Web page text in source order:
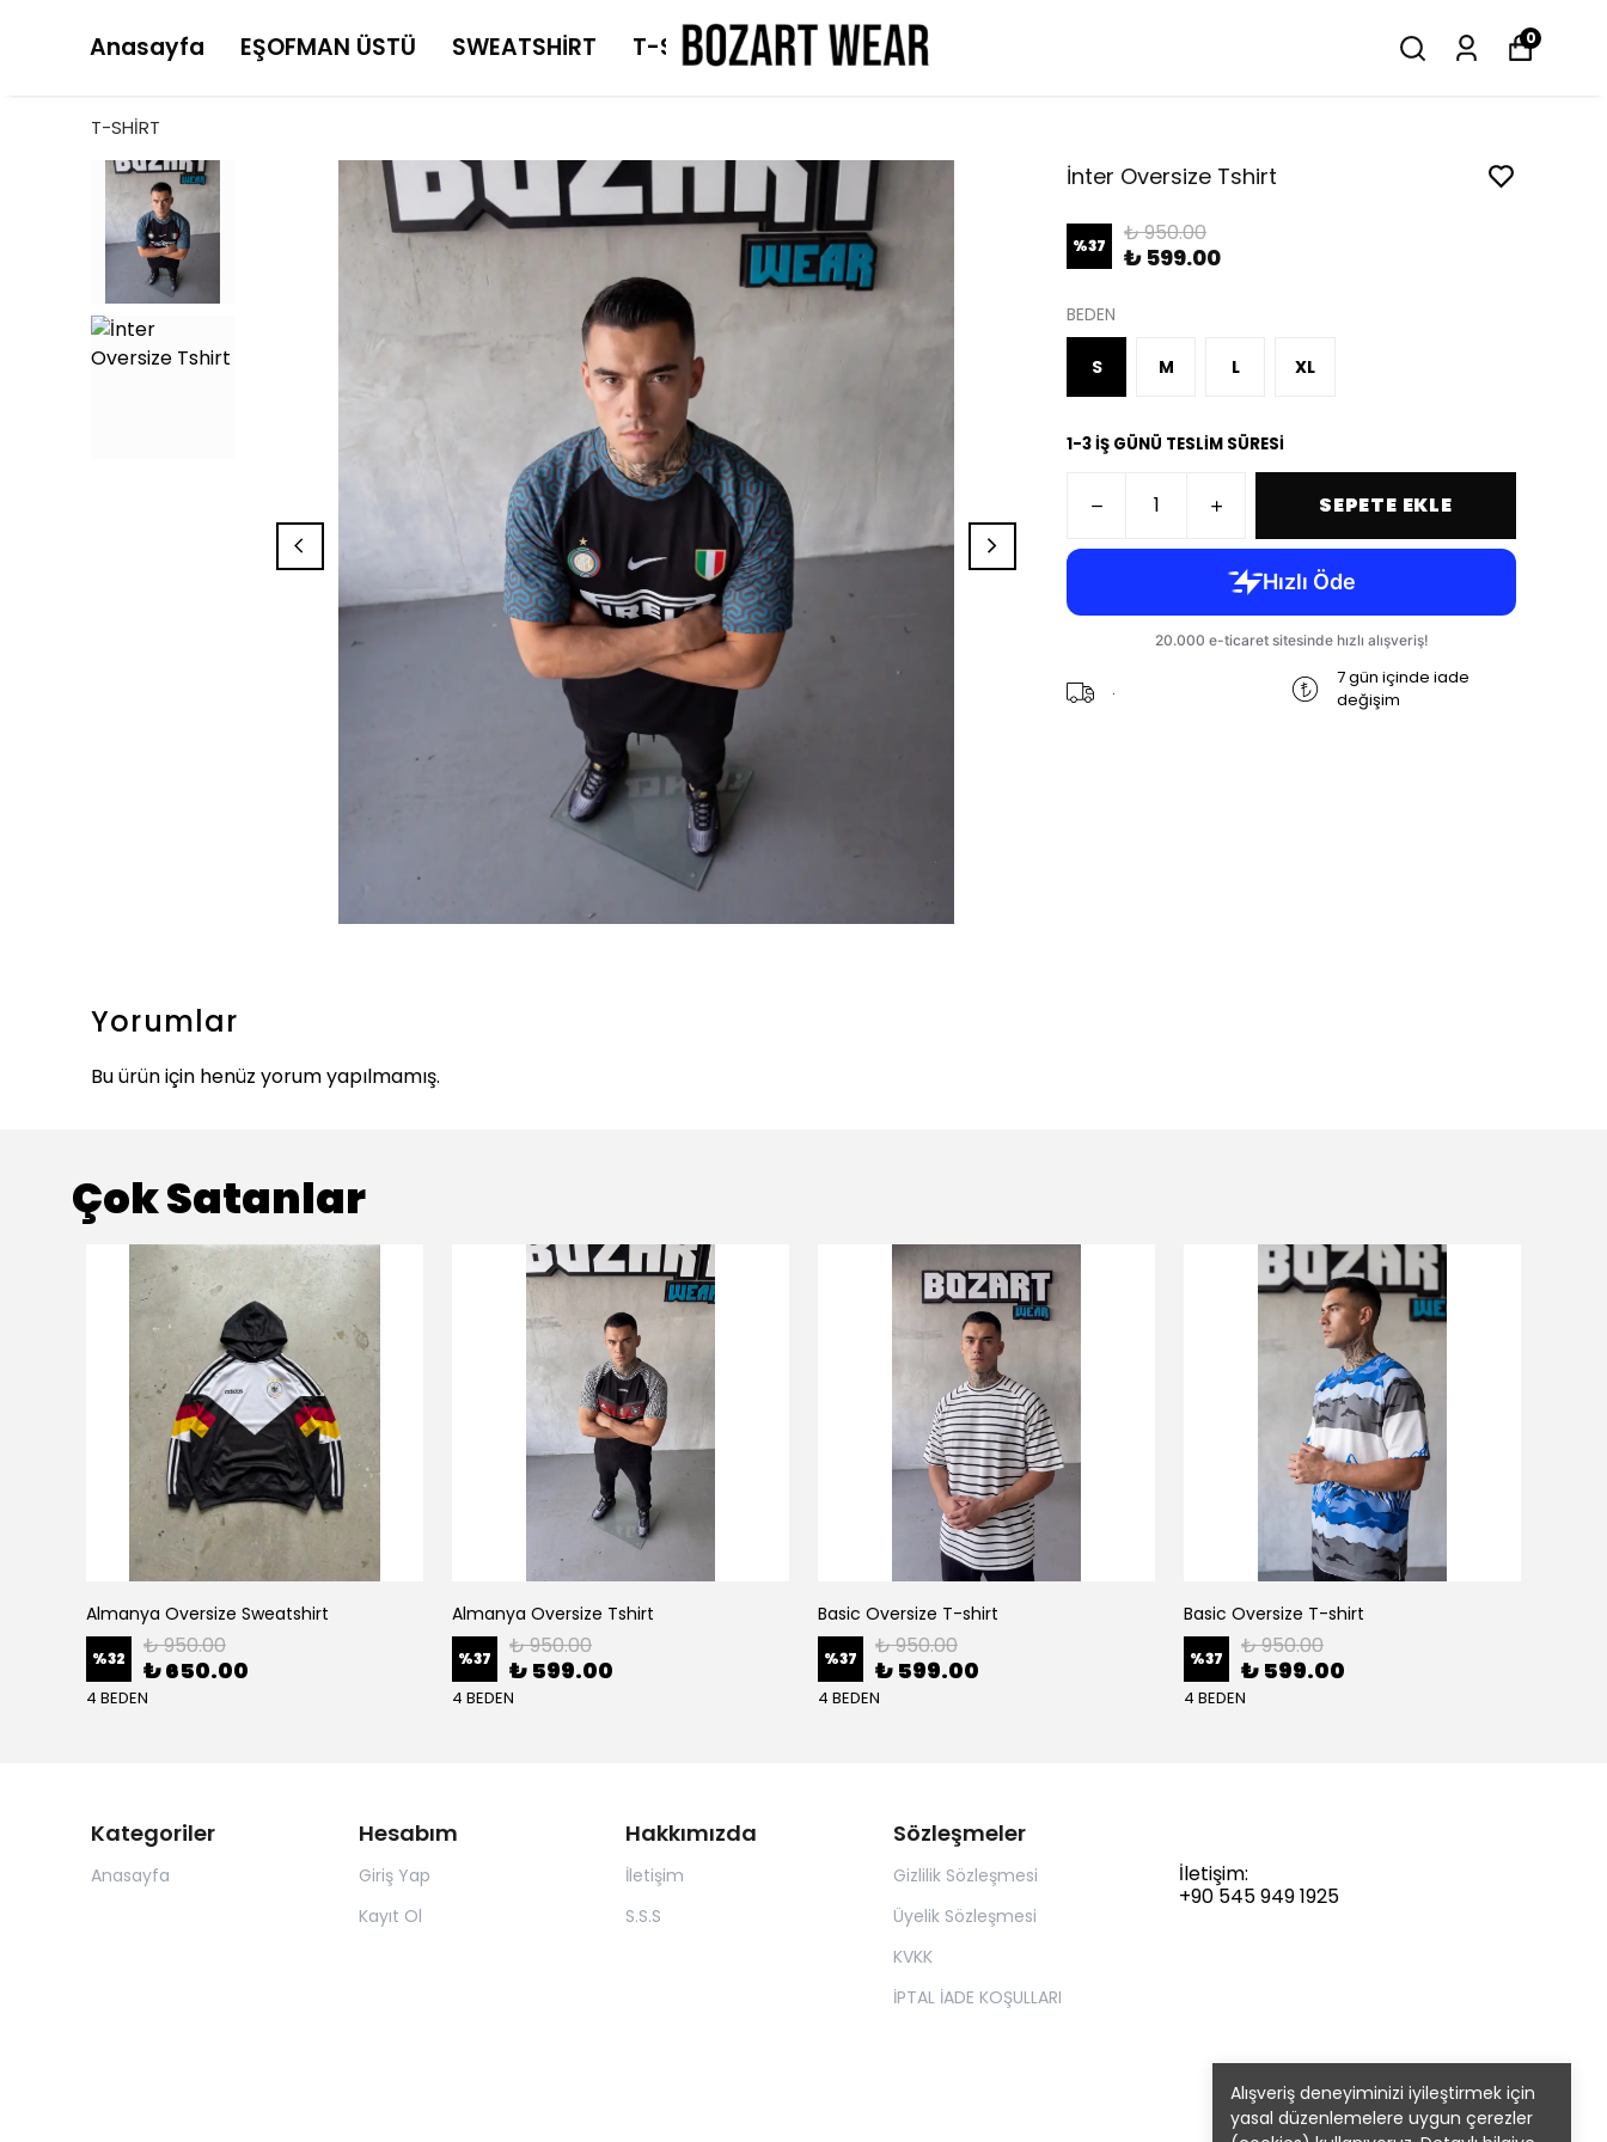
Anasayfa EŞOFMAN ÜSTÜ SWEATSHİRT T-SHİRT 0
Alışveriş deneyiminizi iyileştirmek için
yasal düzenlemelere uygun çerezler
T-SHİRT
İnter Oversize Tshirt
%37 ₺ 950.00
₺ 599.00
BEDEN
S M L XL
1-3 İŞ GÜNÜ TESLİM SÜRESİ
SEPETE EKLE
.
7 gün içinde iade
değişim
Yorumlar
Bu ürün için henüz yorum yapılmamış.
Çok Satanlar
Almanya Oversize Sweatshirt
%32 ₺ 950.00
₺ 650.00
4 BEDEN
Almanya Oversize Tshirt
%37 ₺ 950.00
₺ 599.00
4 BEDEN
Basic Oversize T-shirt
%37 ₺ 950.00
₺ 599.00
4 BEDEN
Basic Oversize T-shirt
%37 ₺ 950.00
₺ 599.00
4 BEDEN
Kategoriler
Anasayfa
Hesabım
Giriş Yap
Kayıt Ol
Hakkımızda
İletişim
S.S.S
Sözleşmeler
Gizlilik Sözleşmesi
Üyelik Sözleşmesi
KVKK
İPTAL İADE KOŞULLARI
İletişim:
+90 545 949 1925